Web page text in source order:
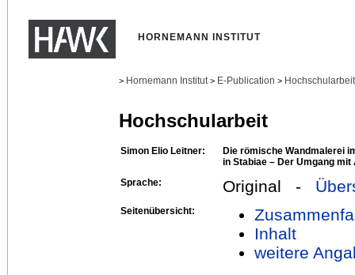
HORNEMANN INSTITUT
> Hornemann Institut > E-Publication >
Hochschularbeit
Simon Elio Leitner:
Die römische Wandmalerei
in Stabiae – Der Umgang
Sprache:
Original -
Seitenübersicht:
Inhalt
weitere